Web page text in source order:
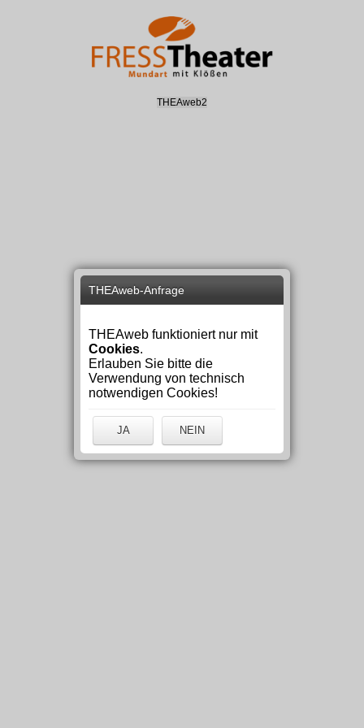
THEAweb2
THEAweb-Anfrage
THEAweb funktioniert nur mit
Cookies.
Erlauben Sie bitte die
Verwendung von technisch
notwendigen Cookies!
JA NEIN